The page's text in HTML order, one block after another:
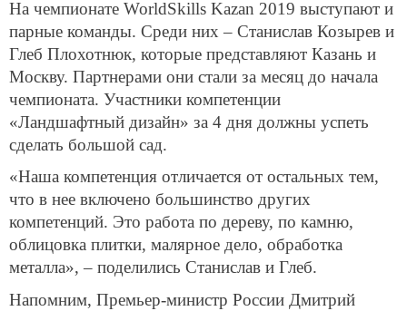
На чемпионате WorldSkills Kazan 2019 выступают и
парные команды. Среди них – Станислав Козырев и
Глеб Плохотнюк, которые представляют Казань и
Москву. Партнерами они стали за месяц до начала
чемпионата. Участники компетенции
«Ландшафтный дизайн» за 4 дня должны успеть
сделать большой сад.
«Наша компетенция отличается от остальных тем,
что в нее включено большинство других
компетенций. Это работа по дереву, по камню,
облицовка плитки, малярное дело, обработка
металла», – поделились Станислав и Глеб.
Напомним, Премьер-министр России Дмитрий